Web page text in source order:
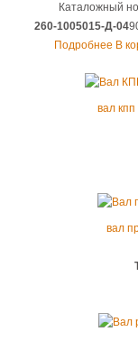
Каталожный
260-1005015-Д-04
Подробнее В
вал кпп
вал